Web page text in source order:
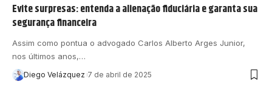
Evite surpresas: entenda a alienação fiduciária e garanta sua
segurança financeira
Assim como pontua o advogado Carlos Alberto Arges Junior,
nos últimos anos,…
Diego Velázquez 7 de abril de 2025